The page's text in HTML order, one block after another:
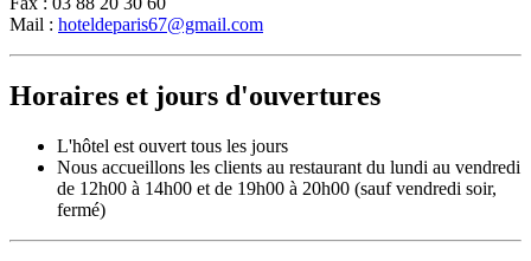
Mail : hoteldeparis67@gmail.com
Horaires et jours d'ouvertures
L'hôtel est ouvert tous les jours
Nous accueillons les clients au restaurant du lundi au vendredi
de 12h00 à 14h00 et de 19h00 à 20h00 (sauf vendredi soir,
fermé)